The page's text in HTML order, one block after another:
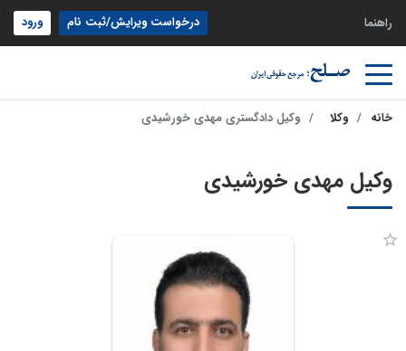
راهنما درخواست ویرایش/ثبت نام ورود
خانه وکلا وکیل دادگستری مهدی خورشیدی
وکیل مهدی خورشیدی